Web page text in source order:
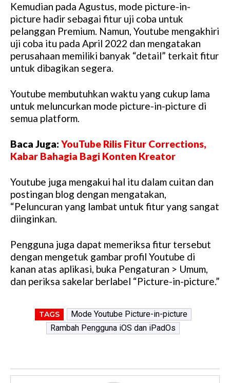
Kemudian pada Agustus, mode picture-in-
picture hadir sebagai fitur uji coba untuk
pelanggan Premium. Namun, Youtube mengakhiri
uji coba itu pada April 2022 dan mengatakan
perusahaan memiliki banyak “detail” terkait fitur
untuk dibagikan segera.
Youtube membutuhkan waktu yang cukup lama
untuk meluncurkan mode picture-in-picture di
semua platform.
Baca Juga: YouTube Rilis Fitur Corrections,
Kabar Bahagia Bagi Konten Kreator
Youtube juga mengakui hal itu dalam cuitan dan
postingan blog dengan mengatakan,
“Peluncuran yang lambat untuk fitur yang sangat
diinginkan.
Pengguna juga dapat memeriksa fitur tersebut
dengan mengetuk gambar profil Youtube di
kanan atas aplikasi, buka Pengaturan > Umum,
dan periksa sakelar berlabel “Picture-in-picture.”
TAGS
Mode Youtube Picture-in-picture
Rambah Pengguna iOS dan iPadOs